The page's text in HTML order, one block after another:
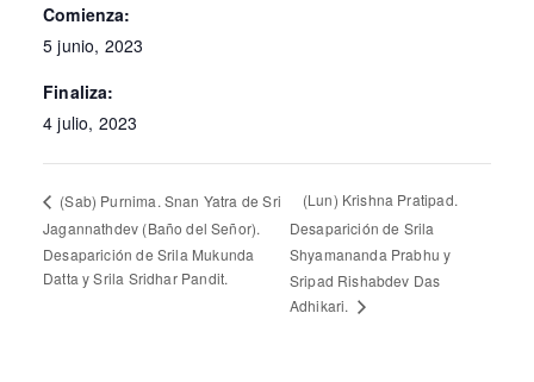
Comienza:
5 junio, 2023
Finaliza:
4 julio, 2023
(Sab) Purnima. Snan Yatra de Sri
Jagannathdev (Baño del Señor).
Desaparición de Srila Mukunda
Datta y Srila Sridhar Pandit.
(Lun) Krishna Pratipad.
Desaparición de Srila
Shyamananda Prabhu y
Sripad Rishabdev Das
Adhikari.